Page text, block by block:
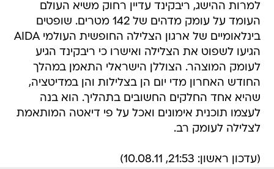
למרות ההישג, ריבקינד עדיין רחוק משיא העולם
העומד על עומק מדהים של 142 מטרים. שופטים
בינלאומיים של ארגון הצלילה החופשית העולמי AIDA
הגיעו לשפוט את הצלילה ואישרו כי ריבקינד הגיע
לעומק המוצהר. הצוללן הישראלי התאמן במהלך
החודש האחרון מדי יום הן בצלילות והן במדיטציה,
שהיא אחד החלקים החשובים בתהליך. הוא בנה
לעצמו תוכנית אימונים ואכל על פי דיאטה המותאמת
לצלילה לעומק רב.
(עדכון ראשון: 21:53, 10.08.11)